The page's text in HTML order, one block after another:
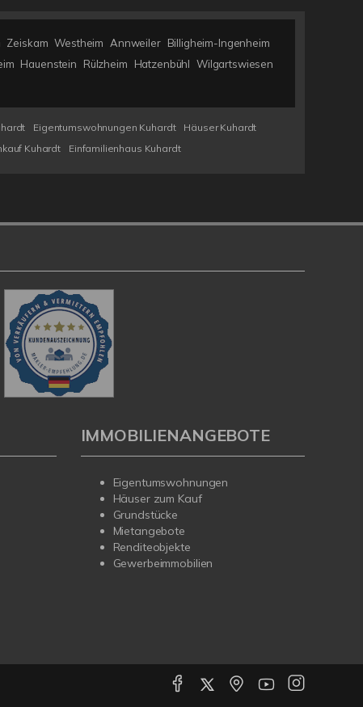
Zeiskam Westheim Annweiler Billigheim-Ingenheim
Hauenstein Rülzheim Hatzenbühl Wilgartswiesen
Eigentumswohnungen Kuhardt
Häuser Kuhardt
Kuhardt Einfamilienhaus Kuhardt
IMMOBILIENANGEBOTE
Eigentumswohnungen
Häuser zum Kauf
Grundstücke
Mietangebote
Renditeobjekte
Gewerbeimmobilien